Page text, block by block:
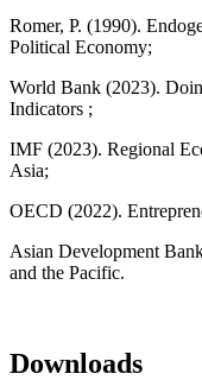
Romer, P. (1990).
Political Economy;
World Bank (2023).
Indicators ;
IMF (2023). Regional
Asia;
OECD (2022).
Asian Development
and the Pacific.
Downloads